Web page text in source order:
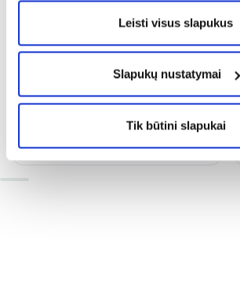
Leisti visus slapukus
Slapukų nustatymai
Tik būtini slapukai
% PAPILDOMA NUOLAIDA
Į krepšelį